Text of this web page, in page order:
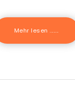
Mehr lesen .......